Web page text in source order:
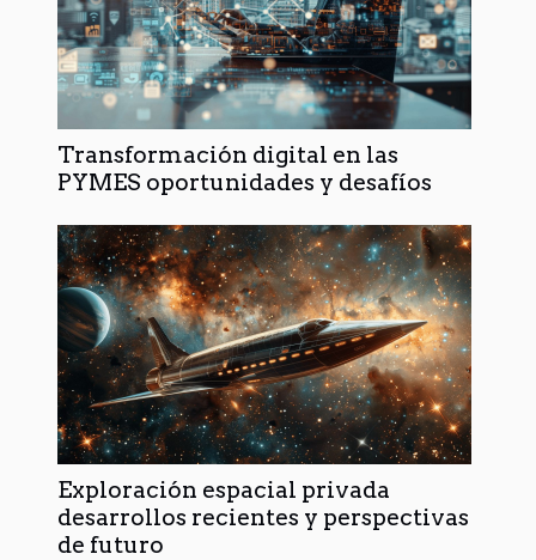
Transformación digital en las
PYMES oportunidades y desafíos
Exploración espacial privada
desarrollos recientes y perspectivas
de futuro